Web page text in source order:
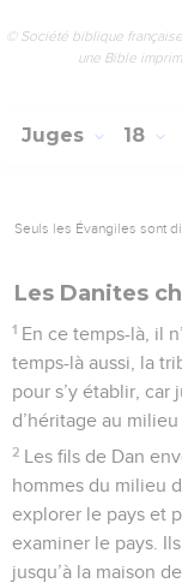
© Société biblique
une Bible
Juges 18
Seuls les Évangiles sont
Les Danites
1 En ce temps-là, il
temps-là aussi, la
pour s’y établir, car
d’héritage au milieu
2 Les fils de Dan
hommes du milieu
explorer le pays et
examiner le pays.
jusqu’à la maison